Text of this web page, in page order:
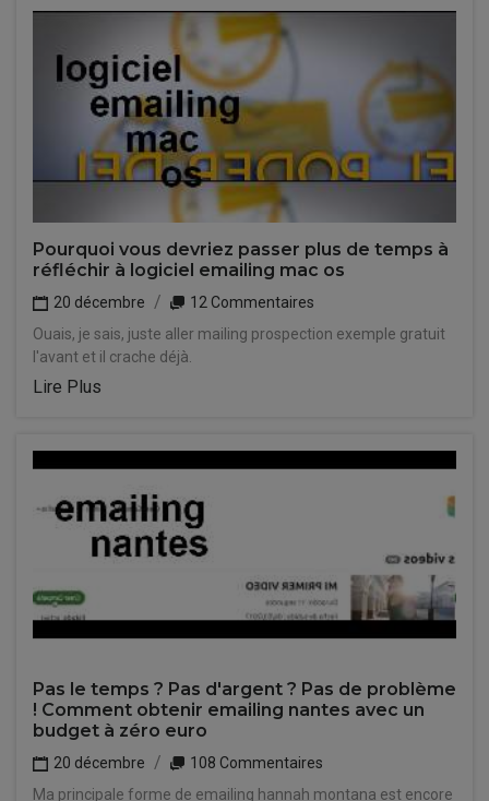
Pourquoi vous devriez passer plus de temps à
réfléchir à logiciel emailing mac os
20 décembre
12 Commentaires
Ouais, je sais, juste aller mailing prospection exemple gratuit
l'avant et il crache déjà.
Lire Plus
Pas le temps ? Pas d'argent ? Pas de problème
! Comment obtenir emailing nantes avec un
budget à zéro euro
20 décembre
108 Commentaires
Ma principale forme de emailing hannah montana est encore